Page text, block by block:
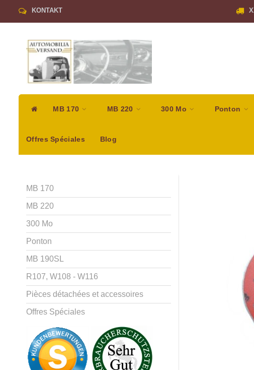
KONTAKT
MB 170 MB 220 300 Mo Ponton
Offres Spéciales Blog
MB 170
MB 220
300 Mo
Ponton
MB 190SL
R107, W108 - W116
Pièces détachées et accessoires
Offres Spéciales